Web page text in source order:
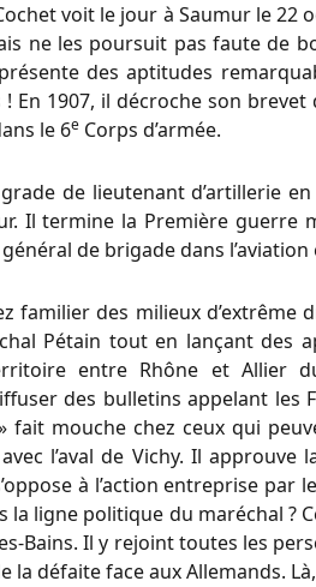
voit le jour à Saumur le 22
ne les poursuit pas faute de
des aptitudes
En 1907, il décroche son
le 6e Corps d’armée.
de lieutenant d’artillerie
Il termine la Première
de brigade dans l’aviation
familier des milieux
Pétain tout en lançant des
entre Rhône et Allier
des bulletins appelant les
fait mouche chez ceux qui
l’aval de Vichy. Il
à l’action entreprise par
la ligne politique du maréchal ?
Bains. Il y rejoint toutes les
la défaite face aux Allemands.